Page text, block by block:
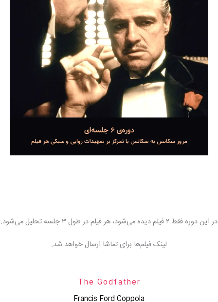
در این دوره فقط ۲ فیلم دیده می‌شود، هر فیلم در طول ۳ جلسه تحلیل می‌شود.
لینک فیلم‌ها برای تماشا ارسال خواهد شد.
The Godfather
Francis Ford Coppola